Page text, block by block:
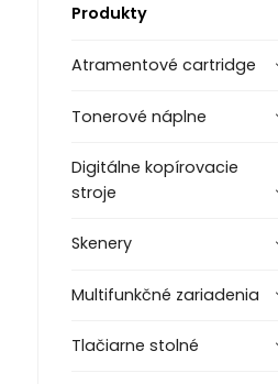
Produkty
Atramentové cartridge
Tonerové náplne
Digitálne kopírovacie
stroje
Skenery
Multifunkčné zariadenia
Tlačiarne stolné